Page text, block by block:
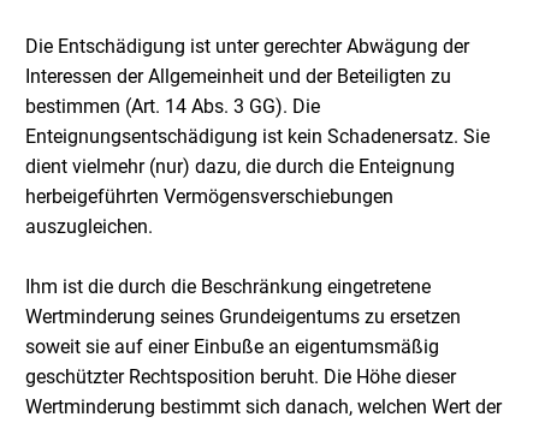
Die Entschädigung ist unter gerechter Abwägung der
Interessen der Allgemeinheit und der Beteiligten zu
bestimmen (Art. 14 Abs. 3 GG). Die
Enteignungsentschädigung ist kein Schadenersatz. Sie
dient vielmehr (nur) dazu, die durch die Enteignung
herbeigeführten Vermögensverschiebungen
auszugleichen.
Ihm ist die durch die Beschränkung eingetretene
Wertminderung seines Grundeigentums zu ersetzen
soweit sie auf einer Einbuße an eigentumsmäßig
geschützter Rechtsposition beruht. Die Höhe dieser
Wertminderung bestimmt sich danach, welchen Wert der